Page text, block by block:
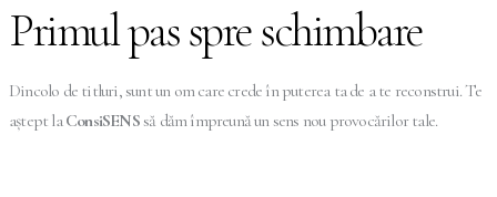
Primul pas spre schimbare
Dincolo de titluri, sunt un om care crede în puterea ta de a te reconstrui. Te
aștept laConsiSENSsă dăm împreună un sens nou provocărilor tale.